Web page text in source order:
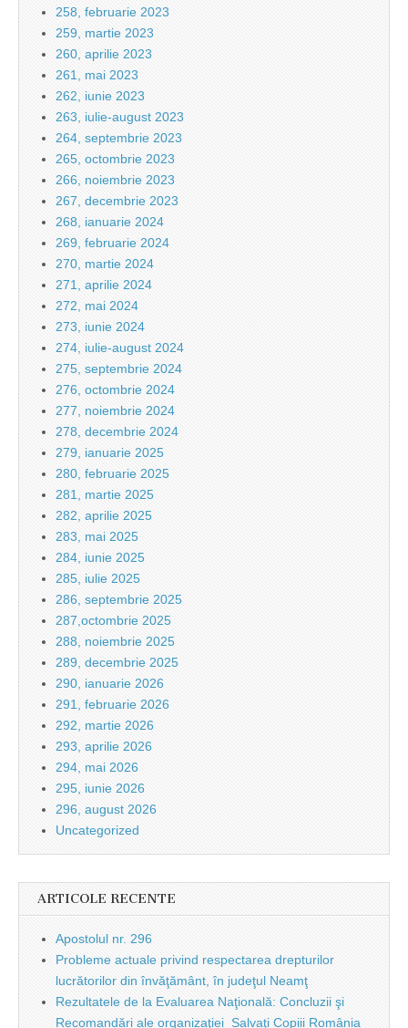
258, februarie 2023
259, martie 2023
260, aprilie 2023
261, mai 2023
262, iunie 2023
263, iulie-august 2023
264, septembrie 2023
265, octombrie 2023
266, noiembrie 2023
267, decembrie 2023
268, ianuarie 2024
269, februarie 2024
270, martie 2024
271, aprilie 2024
272, mai 2024
273, iunie 2024
274, iulie-august 2024
275, septembrie 2024
276, octombrie 2024
277, noiembrie 2024
278, decembrie 2024
279, ianuarie 2025
280, februarie 2025
281, martie 2025
282, aprilie 2025
283, mai 2025
284, iunie 2025
285, iulie 2025
286, septembrie 2025
287,octombrie 2025
288, noiembrie 2025
289, decembrie 2025
290, ianuarie 2026
291, februarie 2026
292, martie 2026
293, aprilie 2026
294, mai 2026
295, iunie 2026
296, august 2026
Uncategorized
ARTICOLE RECENTE
Apostolul nr. 296
Probleme actuale privind respectarea drepturilor
lucrătorilor din învăţământ, în judeţul Neamţ
Rezultatele de la Evaluarea Naţională: Concluzii şi
Recomandări ale organizaţiei Salvaţi Copiii România